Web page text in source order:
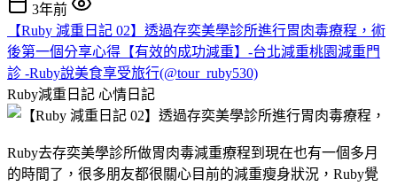
3年前
【Ruby 減重日記 02】透過存奕美學診所進行胃肉毒療程，術
後第一個分享心得【有效的成功減重】-台北減重桃園減重門
診 -Ruby說美食享受旅行(@tour_ruby530)
Ruby減重日記 心情日記
Ruby去存奕美學診所做胃肉毒減重療程到現在也有一個多月
的時間了，很多朋友都很關心目前的減重瘦身狀況，Ruby覺